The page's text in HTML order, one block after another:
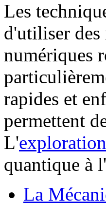
Les
d'utiliser des
numériques
rapides et
permettent
L'
quantique à
La